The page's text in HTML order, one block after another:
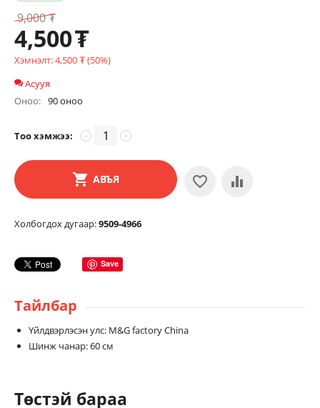
9,000₮
4,500₮
Хэмнэлт:4,500₮(50%)
Асууя
Оноо: 90 оноо
Тоо хэмжээ: +
−
АВЪЯ
Холбогдох дугаар:9509-4966
Save
Тайлбар
Үйлдвэрлэсэн улс: M&G factory China
Шинж чанар: 60 см
Төстэй бараа